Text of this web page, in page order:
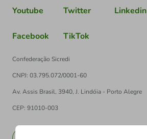
Youtube Twitter Linkedin
Facebook TikTok
Confederação Sicredi
CNPJ: 03.795.072/0001-60
Av. Assis Brasil, 3940, J. Lindóia - Porto Alegre
CEP: 91010-003